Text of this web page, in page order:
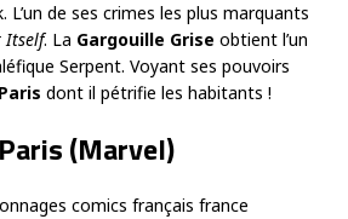
L’un de ses crimes les plus marquants
Itself. La Gargouille Grise obtient l’un
Serpent. Voyant ses pouvoirs
dont il pétrifie les habitants !
(Marvel)